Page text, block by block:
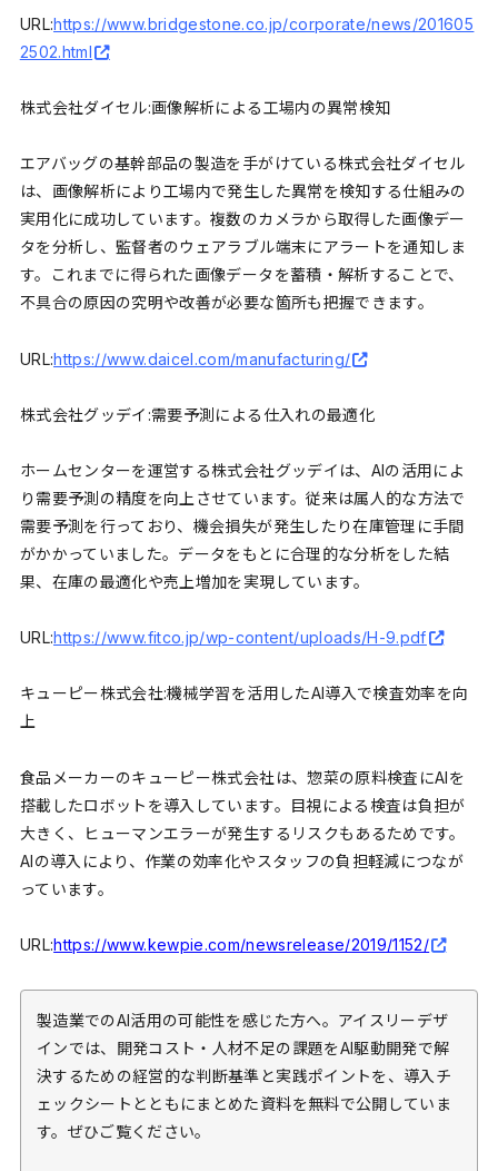
URL:https://www.bridgestone.co.jp/corporate/news/201605
2502.html
株式会社ダイセル:画像解析による工場内の異常検知
エアバッグの基幹部品の製造を手がけている株式会社ダイセル
は、画像解析により工場内で発生した異常を検知する仕組みの
実用化に成功しています。複数のカメラから取得した画像デー
タを分析し、監督者のウェアラブル端末にアラートを通知しま
す。これまでに得られた画像データを蓄積・解析することで、
不具合の原因の究明や改善が必要な箇所も把握できます。
URL:https://www.daicel.com/manufacturing/
株式会社グッデイ:需要予測による仕入れの最適化
ホームセンターを運営する株式会社グッデイは、AIの活用によ
り需要予測の精度を向上させています。従来は属人的な方法で
需要予測を行っており、機会損失が発生したり在庫管理に手間
がかかっていました。データをもとに合理的な分析をした結
果、在庫の最適化や売上増加を実現しています。
URL:https://www.fitco.jp/wp-content/uploads/H-9.pdf
キューピー株式会社:機械学習を活用したAI導入で検査効率を向
上
食品メーカーのキューピー株式会社は、惣菜の原料検査にAIを
搭載したロボットを導入しています。目視による検査は負担が
大きく、ヒューマンエラーが発生するリスクもあるためです。
AIの導入により、作業の効率化やスタッフの負担軽減につなが
っています。
URL:https://www.kewpie.com/newsrelease/2019/1152/
製造業でのAI活用の可能性を感じた方へ。アイスリーデザ
インでは、開発コスト・人材不足の課題をAI駆動開発で解
決するための経営的な判断基準と実践ポイントを、導入チ
ェックシートとともにまとめた資料を無料で公開していま
す。ぜひご覧ください。